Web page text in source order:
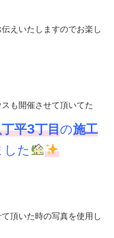
えいたしますのでお楽し
も開催させて頂いてた
平3丁目の施工
した
て頂いた時の写真を使用し